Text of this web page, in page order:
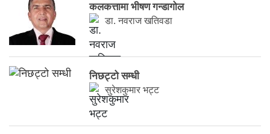
कलकत्तामा भीषण गन्डागोल
डा. नवराज खतिवडा
निछट्टो सम्धी
सुरेशकुमार भट्ट